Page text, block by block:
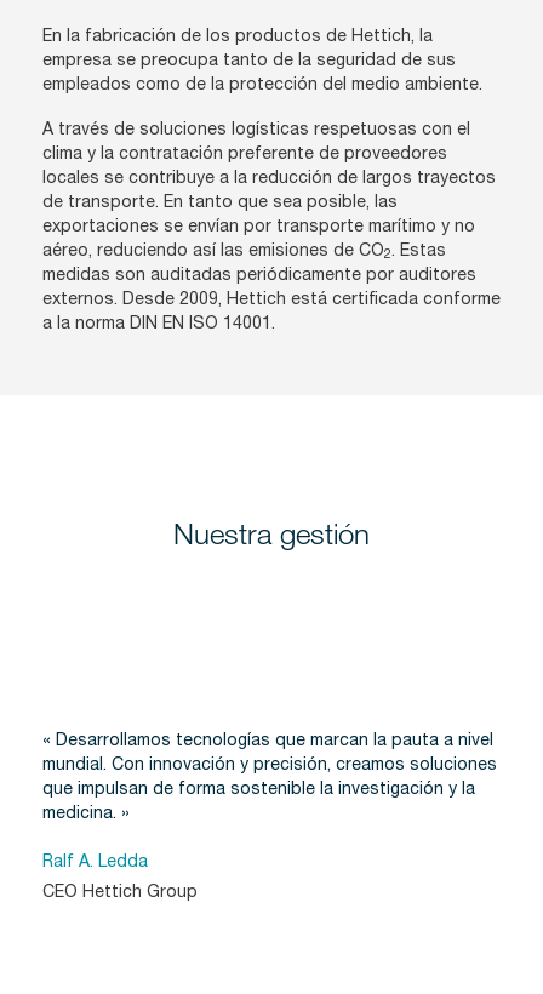
En la fabricación de los productos de Hettich, la
empresa se preocupa tanto de la seguridad de sus
empleados como de la protección del medio ambiente.
A través de soluciones logísticas respetuosas con el
clima y la contratación preferente de proveedores
locales se contribuye a la reducción de largos trayectos
de transporte. En tanto que sea posible, las
exportaciones se envían por transporte marítimo y no
aéreo, reduciendo así las emisiones de CO2. Estas
medidas son auditadas periódicamente por auditores
externos. Desde 2009, Hettich está certificada conforme
a la norma DIN EN ISO 14001.
Nuestra gestión
« Desarrollamos tecnologías que marcan la pauta a nivel
mundial. Con innovación y precisión, creamos soluciones
que impulsan de forma sostenible la investigación y la
medicina. »
Ralf A. Ledda
CEO Hettich Group